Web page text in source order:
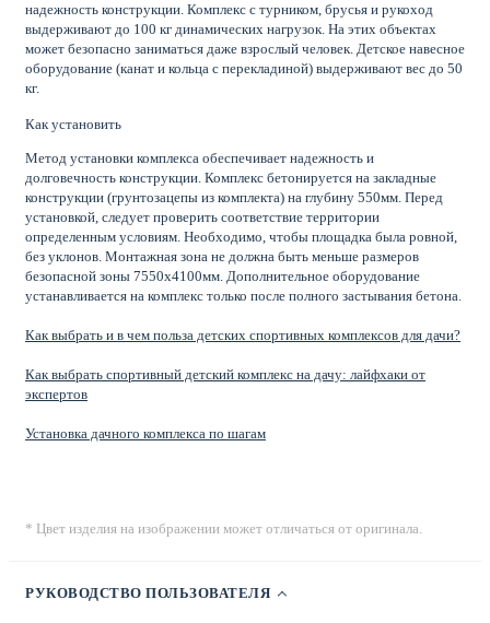
надежность конструкции. Комплекс с турником, брусья и рукоход
выдерживают до 100 кг динамических нагрузок. На этих объектах
может безопасно заниматься даже взрослый человек. Детское навесное
оборудование (канат и кольца с перекладиной) выдерживают вес до 50
кг.
Как установить
Метод установки комплекса обеспечивает надежность и
долговечность конструкции. Комплекс бетонируется на закладные
конструкции (грунтозацепы из комплекта) на глубину 550мм. Перед
установкой, следует проверить соответствие территории
определенным условиям. Необходимо, чтобы площадка была ровной,
без уклонов. Монтажная зона не должна быть меньше размеров
безопасной зоны 7550х4100мм. Дополнительное оборудование
устанавливается на комплекс только после полного застывания бетона.
Как выбрать и в чем польза детских спортивных комплексов для дачи?
Как выбрать спортивный детский комплекс на дачу: лайфхаки от
экспертов
Установка дачного комплекса по шагам
* Цвет изделия на изображении может отличаться от оригинала.